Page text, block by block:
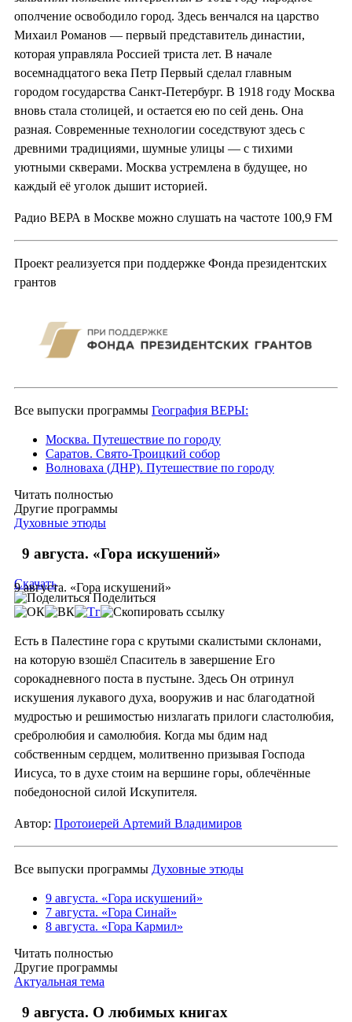
ополчение освободило город. Здесь венчался на царство
Михаил Романов — первый представитель династии,
которая управляла Россией триста лет. В начале
восемнадцатого века Петр Первый сделал главным
городом государства Санкт-Петербург. В 1918 году Москва
вновь стала столицей, и остается ею по сей день. Она
разная. Современные технологии соседствуют здесь с
древними традициями, шумные улицы — с тихими
уютными скверами. Москва устремлена в будущее, но
каждый её уголок дышит историей.
Радио ВЕРА в Москве можно слушать на частоте 100,9 FM
Проект реализуется при поддержке Фонда президентских
грантов
Все выпуски программы География ВЕРЫ:
Москва. Путешествие по городу
Саратов. Свято-Троицкий собор
Волноваха (ДНР). Путешествие по городу
Читать полностью
Другие программы
Духовные этюды
9 августа. «Гора искушений»
9 августа. «Гора искушений»
Скачать
Поделиться
Есть в Палестине гора с крутыми скалистыми склонами,
на которую взошёл Спаситель в завершение Его
сорокадневного поста в пустыне. Здесь Он отринул
искушения лукавого духа, вооружив и нас благодатной
мудростью и решимостью низлагать прилоги сластолюбия,
сребролюбия и самолюбия. Когда мы бдим над
собственным сердцем, молитвенно призывая Господа
Иисуса, то в духе стоим на вершине горы, облечённые
победоносной силой Искупителя.
Автор: Протоиерей Артемий Владимиров
Все выпуски программы Духовные этюды
9 августа. «Гора искушений»
7 августа. «Гора Синай»
8 августа. «Гора Кармил»
Читать полностью
Другие программы
Актуальная тема
9 августа. О любимых книгах